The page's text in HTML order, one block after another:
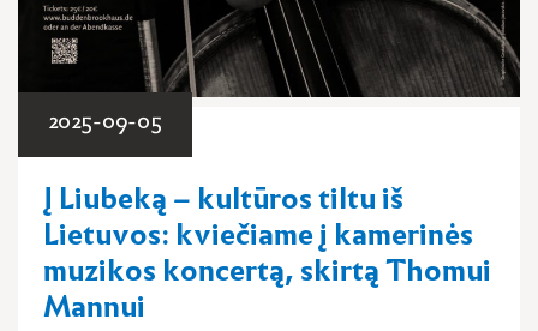
2025-09-05
Į Liubeką – kultūros tiltu iš
Lietuvos: kviečiame į kamerinės
muzikos koncertą, skirtą Thomui
Mannui